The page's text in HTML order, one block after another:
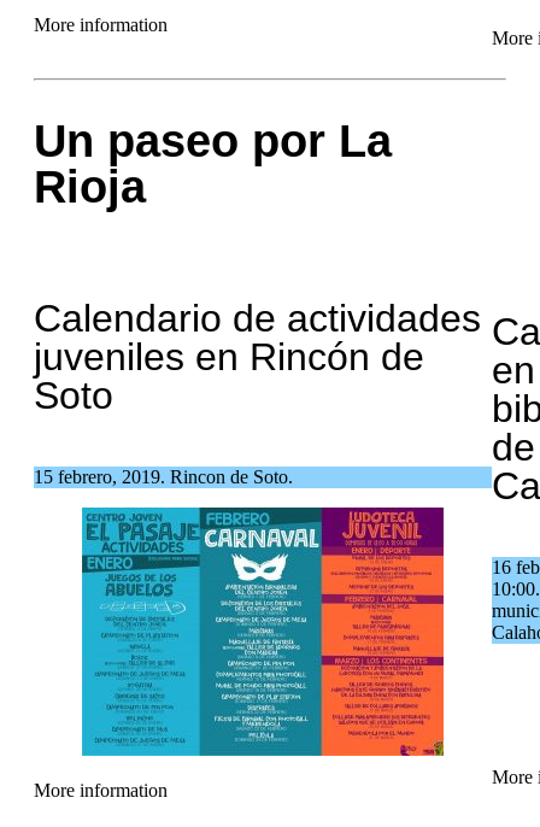
More information
More
Un paseo por La
Rioja
Calendario de actividades
juveniles en Rincón de
Soto
15 febrero, 2019. Rincon de Soto.
More information
de
16
More